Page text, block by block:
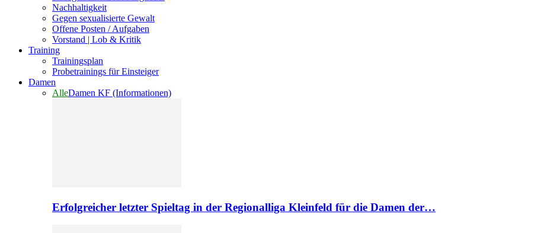
Nachhaltigkeit
Gegen sexualisierte Gewalt
Offene Posten / Aufgaben
Vorstand | Lob & Kritik
Training
Trainingsplan
Probetrainings für Einsteiger
Damen
AlleDamen KF (Informationen)
Erfolgreicher letzter Spieltag in der Regionalliga Kleinfeld für die Damen der…